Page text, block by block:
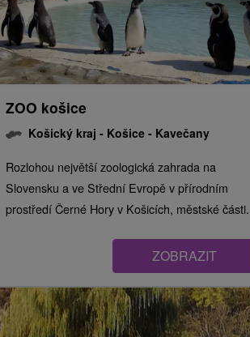
ZOO košice
Košický kraj - Košice - Kavečany
Rozlohou největší zoologická zahrada na
Slovensku a ve Střední Evropě v přírodním
prostředí Černé Hory v Košicích, městské
ZOBRAZIT